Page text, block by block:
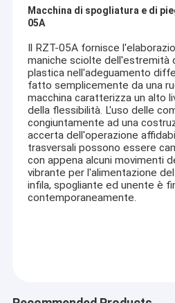
Macchina di spogliatura e di
05A
Il RZT-05A fornisce
maniche sciolte dell'estremità
plastica nell'adeguamento
fatto semplicemente da una
macchina caratterizza un alto
della flessibilità. L'uso delle
congiuntamente ad una
accerta dell'operazione
trasversali possono essere
con appena alcuni movimenti
vibrante per l'alimentazione
infila, spogliante ed unente è
contemporaneamente.